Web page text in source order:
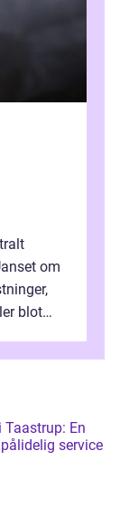
om
blot
Taastrup: En
service